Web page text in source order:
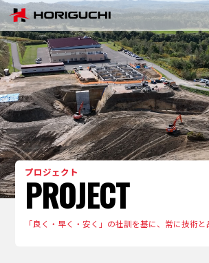
堀口組のこと
ABOUT
プロジェクト
PROJECT
リクルート
RECRUIT
お問い合わせ
contact
プロジェクト
PROJECT
「良く・早く・安く」の社訓を基に、常に技術と